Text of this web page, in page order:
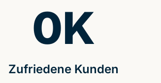
Zufriedene Kunden
0K